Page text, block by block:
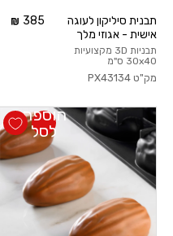
תבנית סיליקון לעוגה
אישית - אגוזי מלך
תבניות 3D מקצועיות
30x40 ס"מ
מק"ט PX43134
385
הוספה
לסל